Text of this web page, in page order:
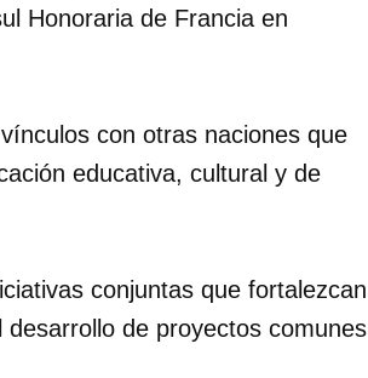
Honoraria de Francia en
con otras naciones que
educativa, cultural y de
conjuntas que fortalezcan
de proyectos comunes